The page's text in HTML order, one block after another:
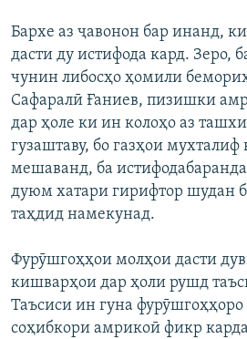
Бархе аз ҷавонон бар инанд,
дасти ду истифода кард. Зеро,
чунин либосҳо ҳомили
Сафаралӣ Ғаниев, пизишки
дар ҳоле ки ин колоҳо аз
гузаштаву, бо газҳои мухталиф
мешаванд, ба
дуюм хатари гирифтор шудан
таҳдид намекунад.
Фурӯшгоҳҳои молҳои дасти
кишварҳои дар ҳоли рушд
Таъсиси ин гуна
соҳибкори амрикоӣ фикр